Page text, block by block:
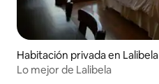
Habitación privada en Lalibela
Lo mejor de Lalibela